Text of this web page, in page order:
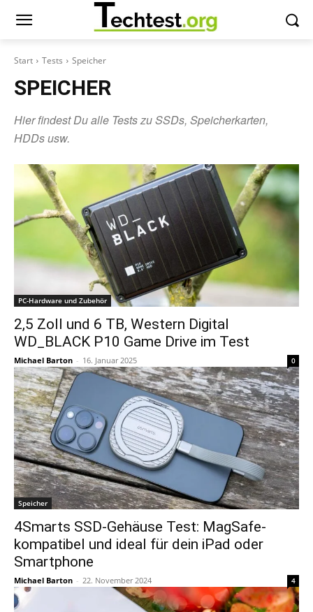
Start Tests Speicher
SPEICHER
Hier findest Du alle Tests zu SSDs, Speicherkarten,
HDDs usw.
PC-Hardware und Zubehör
2,5 Zoll und 6 TB, Western Digital
WD_BLACK P10 Game Drive im Test
Michael Barton - 16. Januar 2025 0
Speicher
4Smarts SSD-Gehäuse Test: MagSafe-
kompatibel und ideal für dein iPad oder
Smartphone
Michael Barton - 22. November 2024 4